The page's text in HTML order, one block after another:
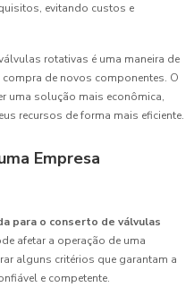
evitando custos e
rotativas é uma maneira de
de novos componentes. O
uma solução mais econômica,
recursos de forma mais eficiente.
Empresa
para o conserto de válvulas
afetar a operação de uma
alguns critérios que garantam a
e competente.